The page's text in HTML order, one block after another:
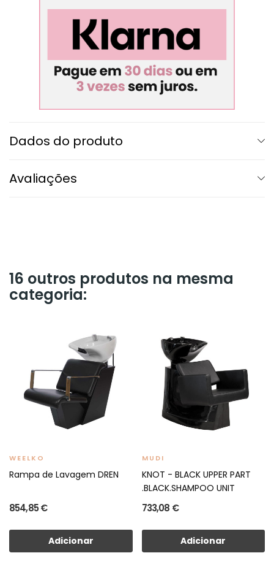
Dados do produto
Avaliações
16 outros produtos na mesma
categoria:
WEELKO
Rampa de Lavagem DREN
854,85 €
Adicionar
MUDI
KNOT - BLACK UPPER PART
.BLACK.SHAMPOO UNIT
733,08 €
Adicionar